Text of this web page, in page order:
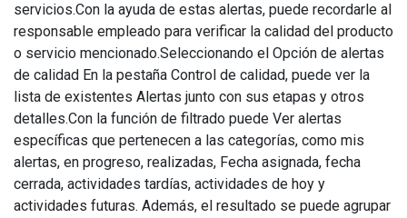
servicios.Con la ayuda de estas alertas, puede recordarle al
responsable empleado para verificar la calidad del producto
o servicio mencionado.Seleccionando el Opción de alertas
de calidad En la pestaña Control de calidad, puede ver la
lista de existentes Alertas junto con sus etapas y otros
detalles.Con la función de filtrado puede Ver alertas
específicas que pertenecen a las categorías, como mis
alertas, en progreso, realizadas, Fecha asignada, fecha
cerrada, actividades tardías, actividades de hoy y
actividades futuras. Además, el resultado se puede agrupar